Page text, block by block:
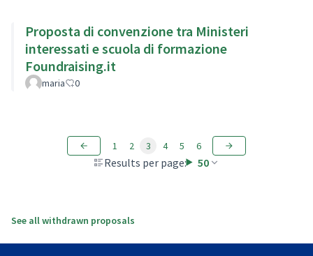
Proposta di convenzione tra Ministeri
interessati e scuola di formazione
Foundraising.it
maria 0
Results per page: 50
1 2 3 4 5 6
See all withdrawn proposals